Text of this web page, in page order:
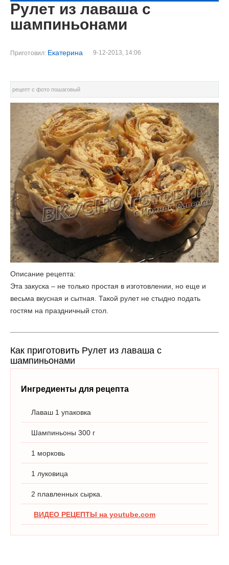
Рулет из лаваша с
шампиньонами
Приготовил: Екатерина 9-12-2013, 14:06
рецепт с фото пошаговый
Описание рецепта:
Эта закуска – не только простая в изготовлении, но еще и
весьма вкусная и сытная. Такой рулет не стыдно подать
гостям на праздничный стол.
Как приготовить Рулет из лаваша с
шампиньонами
Ингредиенты для рецепта
Лаваш 1 упаковка
Шампиньоны 300 г
1 морковь
1 луковица
2 плавленных сырка.
ВИДЕО РЕЦЕПТЫ на youtube.com